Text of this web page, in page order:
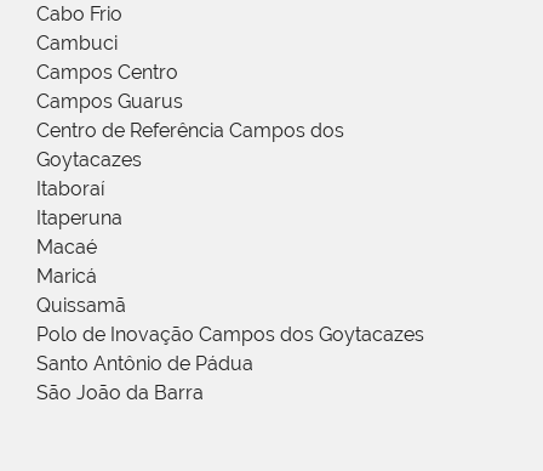
Cabo Frio
Cambuci
Campos Centro
Campos Guarus
Centro de Referência Campos dos
Goytacazes
Itaboraí
Itaperuna
Macaé
Maricá
Quissamã
Polo de Inovação Campos dos Goytacazes
Santo Antônio de Pádua
São João da Barra